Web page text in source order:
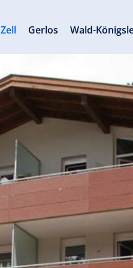
Zell Gerlos Wald-